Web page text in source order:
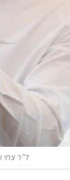
ד"ר צחי